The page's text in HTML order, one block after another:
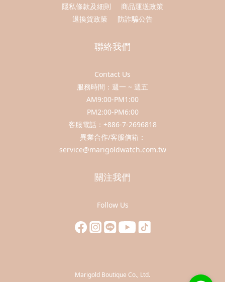
隱私條款及細則
商品運送政策
退換貨政策
防詐騙公告
聯絡我們
Contact Us
服務時間：週一 ~ 週五
AM9:00-PM1:00
PM2:00-PM6:00
客服電話：+886-7-2696818
異業合作/客服信箱：
service@marigoldwatch.com.tw
關注我們
Follow Us
Marigold Boutique Co., Ltd.